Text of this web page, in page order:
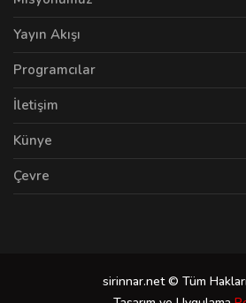
Yayın Akışı
Programcılar
İletişim
Künye
Çevre
sirinnar.net © Tüm Hakları